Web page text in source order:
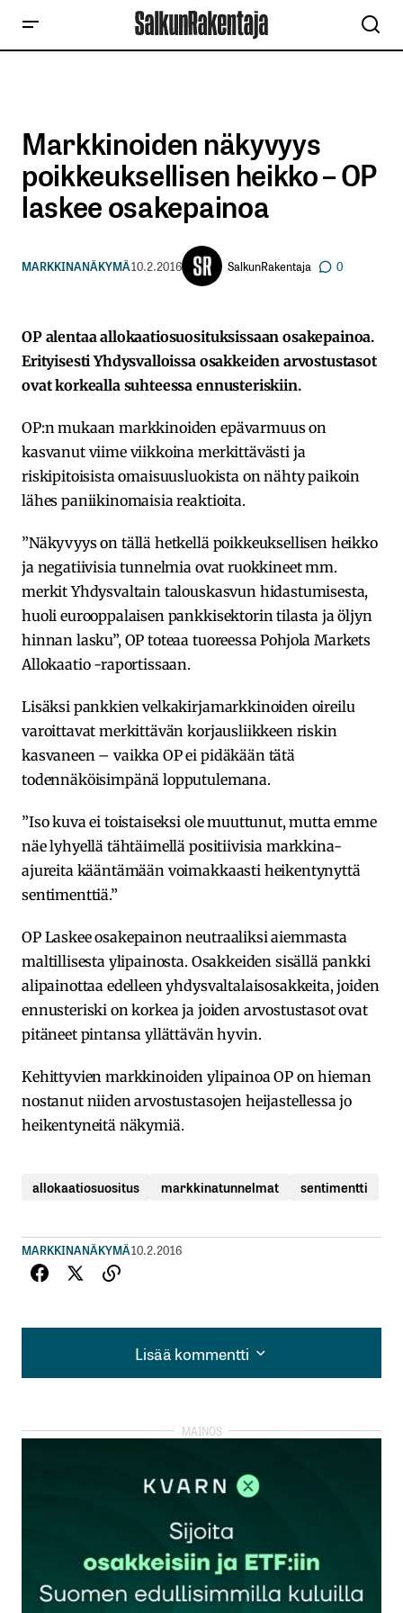
Markkinoiden näkyvyys
poikkeuksellisen heikko – OP
laskee osakepainoa
MARKKINANÄKYMÄ10.2.2016 SalkunRakentaja 0
OP alentaa allokaatiosuosituksissaan osakepainoa.
Erityisesti Yhdysvalloissa osakkeiden arvostustasot
ovat korkealla suhteessa ennusteriskiin.
OP:n mukaan markkinoiden epävarmuus on
kasvanut viime viikkoina merkittävästi ja
riskipitoisista omaisuusluokista on nähty paikoin
lähes paniikinomaisia reaktioita.
”Näkyvyys on tällä hetkellä poikkeuksellisen heikko
ja negatiivisia tunnelmia ovat ruokkineet mm.
merkit Yhdysvaltain talouskasvun hidastumisesta,
huoli eurooppalaisen pankkisektorin tilasta ja öljyn
hinnan lasku”, OP toteaa tuoreessa Pohjola Markets
Allokaatio -raportissaan.
Lisäksi pankkien velkakirjamarkkinoiden oireilu
varoittavat merkittävän korjausliikkeen riskin
kasvaneen – vaikka OP ei pidäkään tätä
todennäköisimpänä lopputulemana.
”Iso kuva ei toistaiseksi ole muuttunut, mutta emme
näe lyhyellä tähtäimellä positiivisia markkina-
ajureita kääntämään voimakkaasti heikentynyttä
sentimenttiä.”
OP Laskee osakepainon neutraaliksi aiemmasta
maltillisesta ylipainosta. Osakkeiden sisällä pankki
alipainottaa edelleen yhdysvaltalaisosakkeita, joiden
ennusteriski on korkea ja joiden arvostustasot ovat
pitäneet pintansa yllättävän hyvin.
Kehittyvien markkinoiden ylipainoa OP on hieman
nostanut niiden arvostustasojen heijastellessa jo
heikentyneitä näkymiä.
allokaatiosuositus markkinatunnelmat sentimentti
MARKKINANÄKYMÄ10.2.2016
Lisää kommentti
Lisää kommentti
kirjautua
rekisteröityä